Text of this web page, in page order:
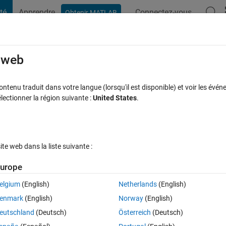
Apprendre Obtenir MATLAB Connectez-vous
around zero?
Ouvrir dans MATLAB Online
but all of them appear to be off-centered. Below is example taken
design.html
traduit dans votre langue (lorsqu'il est disponible) et voir les
la région suivante :United States.
web dans la liste suivante :
(English)
(English)
(Deutsch)
Netherlands(English)
Norway(English)
Österreich (Deutsch)